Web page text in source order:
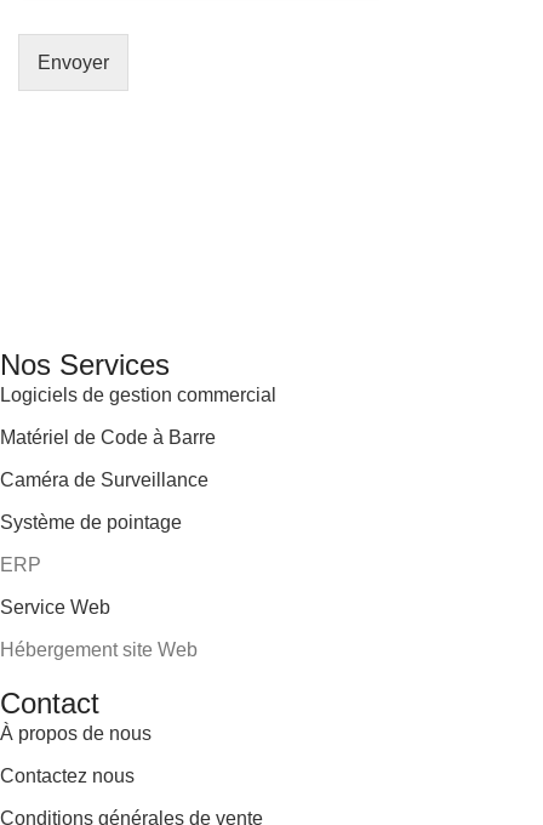
Envoyer
Nos Services
Logiciels de gestion commercial
Matériel de Code à Barre
Caméra de Surveillance
Système de pointage
ERP
Service Web
Hébergement site Web
Contact
À propos de nous
Contactez nous
Conditions générales de vente